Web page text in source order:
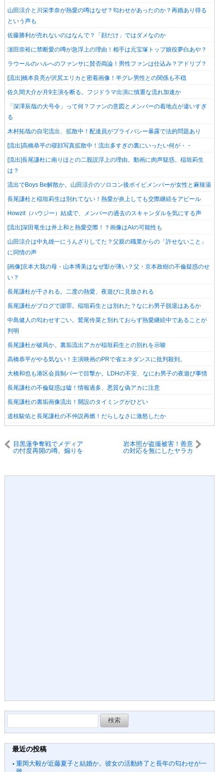
山田涼介と川栄李奈が熱愛の噂はなぜ？匂わせがあったのか？再婚あり得る
という声も
佐藤勝利が売れないのはなんで？「顔だけ」ではダメなのか
濵田崇裕に禁断愛の噂が急浮上の理由！相手は元宝塚トップ娘役夢白あや？
ラウールのハルへのファンサに賛否両論！男性ファンは仕込み？アドリブ？
[流出]橋本良亮が沢尻エリカと密着画像！半グレ男性との関係も不穏
佐久間大介が月9主演を断る。フジドラマ出演に慎重な流れ加速か
「深澤辰哉の大号令」って何？ファンの意図とメンバーの着地点が違いすぎ
る
木村拓哉の自宅流出、拡散中！配達員がプライバシー暴露で法的問題あり
[流出]高橋恭平の寝顔写真拡散中！流出多すぎの裏にいったい何が・・
[流出]長尾謙杜に南りほとの二股説浮上の理由。動画に肉声疑惑。稲垣莉生
は？
流出でBoys Be解散か。山田涼介のソロコン後ボイビメンバーが女性と麻辣湯
長尾謙杜と稲垣莉生は別れてない！熱愛が炎上しても交際継続をアピール
Howzit（ハウジー）結成で、メンバーの過去のスキャンダルを気にする声
[流出]深田竜生は井上和と熱愛交際！？画像はAIの可能性も
山田涼介は中丸雄一にうんざりしてた？父親の職業からの「許せないこと」
に同情の声
[画像]京本大我の母・山本博美はなぜ影が薄い？父・京本政樹の不倫疑惑のせ
い？
長尾謙杜が干される。二度の熱愛、夜遊びに見放される
長尾謙杜がブログで謝罪。稲垣莉生とは別れた？なにわ男子脱退はあるか
中島健人の匂わせすごい。鷲尾伶菜と別れておらず熱愛継続中であることが
判明
長尾謙杜が破局か。裏垢流出アカが稲垣莉生との別れを示唆
高橋恭平がやる気ない！主演映画のPRで省エネダンスに批判殺到。
大橋和也も港区会員制バーで目撃か。LDHの不安、なにわ男子の夜遊び事情
長尾謙杜の不倫疑惑は嘘！情報過多、悪質な偽アカに注意
長尾謙杜の裏垢画像流出！開設のタイミングがひどい
道枝駿佑と長尾謙杜の不仲説再燃！だらしなさに激怒したか
目黒蓮争奪戦でメディア
の忖度再開の噂。煽りを
岩本照が盗撮被害！善意
の対応を無にしたヤラカ
索:
最近の投稿
重岡大毅が近藤夏子と結婚か。彼女の活動終了と長年の匂わせが一